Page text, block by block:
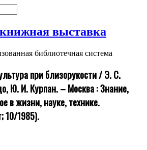
выставка
библиотечная система
при близорукости / Э. С.
Ю. И. Курпан. – Москва : Знание,
в жизни, науке, технике.
10/1985).